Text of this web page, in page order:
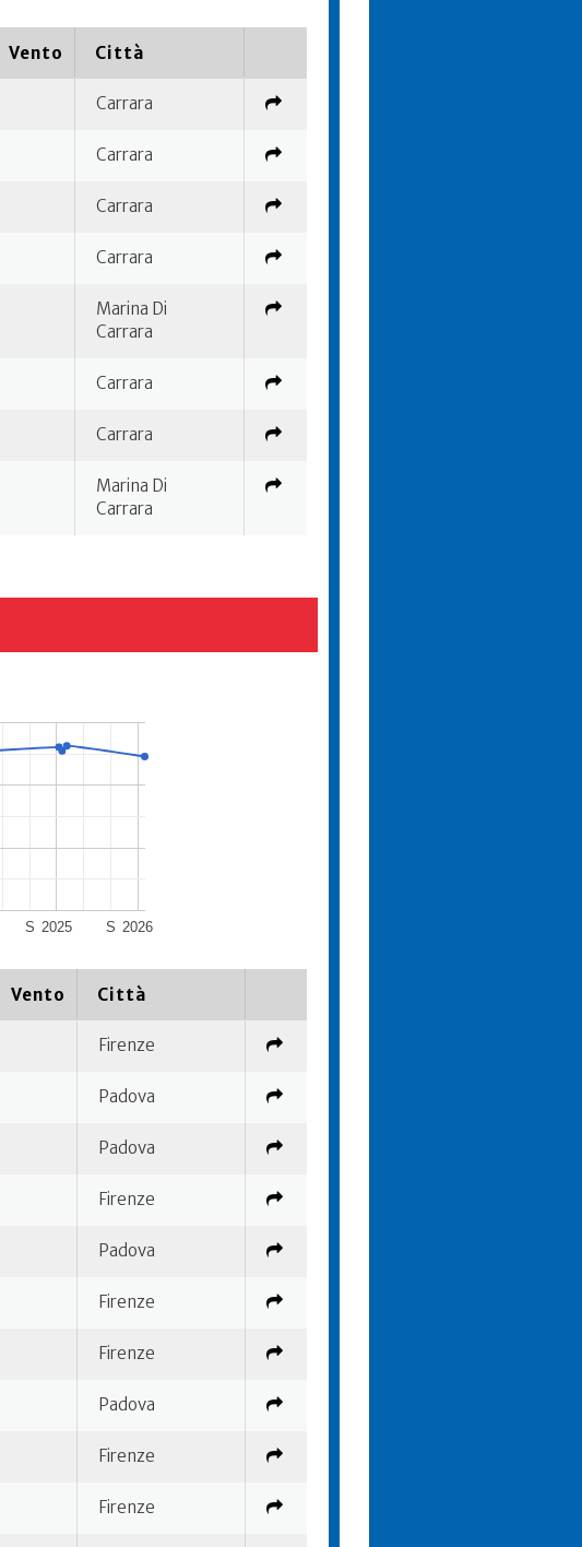
Vento Città
Carrara
Carrara
Carrara
Carrara
Marina Di
Carrara
Carrara
Carrara
Marina Di
Carrara
2025 2026
S S
Vento Città
Firenze
Padova
Padova
Firenze
Padova
Firenze
Firenze
Padova
Firenze
Firenze